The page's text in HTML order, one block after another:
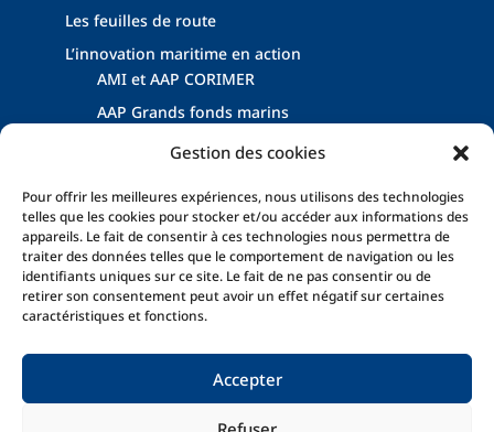
Gestion des cookies
Pour offrir les meilleures expériences, nous utilisons des technologies
telles que les cookies pour stocker et/ou accéder aux informations des
appareils. Le fait de consentir à ces technologies nous permettra de
traiter des données telles que le comportement de navigation ou les
identifiants uniques sur ce site. Le fait de ne pas consentir ou de
retirer son consentement peut avoir un effet négatif sur certaines
caractéristiques et fonctions.
Accepter
Les feuilles de route
L’innovation maritime en action
AMI et AAP CORIMER
AAP Grands fonds marins
Dispositifs Énergies Marines Renouvelables
Les actualités
Politique de confidentialité